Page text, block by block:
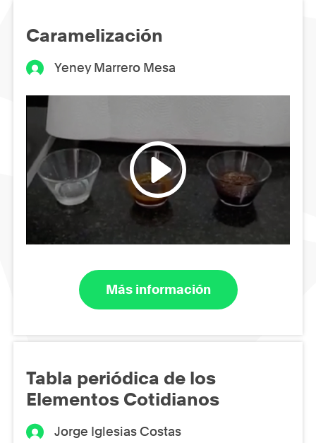
Caramelización
Yeney Marrero Mesa
Más información
Tabla periódica de los
Elementos Cotidianos
Jorge Iglesias Costas